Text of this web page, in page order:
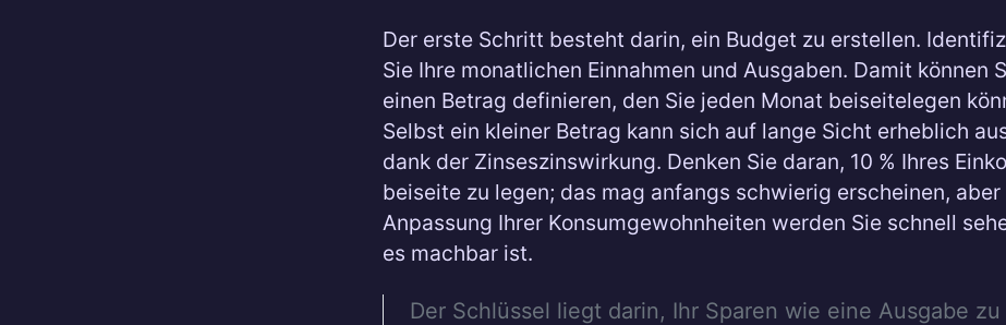
Der erste Schritt besteht darin, ein Budget zu erstellen.
Sie Ihre monatlichen Einnahmen und Ausgaben. Damit können
einen Betrag definieren, den Sie jeden Monat beiseitelegen
Selbst ein kleiner Betrag kann sich auf lange Sicht erheblich
dank der Zinseszinswirkung. Denken Sie daran, 10 % Ihres
beiseite zu legen; das mag anfangs schwierig erscheinen, aber
Anpassung Ihrer Konsumgewohnheiten werden Sie schnell
es machbar ist.
Der Schlüssel liegt darin, Ihr Sparen wie eine Ausgabe zu